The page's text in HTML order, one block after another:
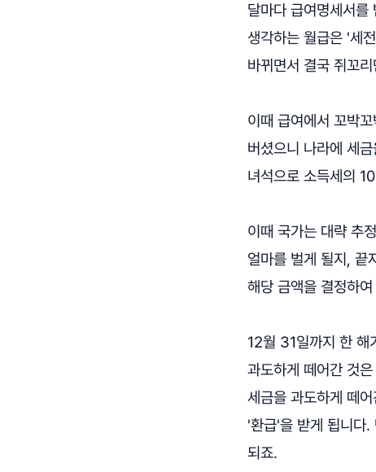
달마다 급여명세서
생각하는 월급은 '세
바뀌면서 결국 쥐꼬
이때 급여에서 꼬박
버셨으니 나라에 세
녀석으로 소득세의
이때 국가는 대략 추
얼마를 벌게 될지, 끝
해당 금액을 결정하
12월 31일까지 한 해
과도하게 떼어간 것
세금을 과도하게 떼
'환급'을 받게 됩니다.
되죠.